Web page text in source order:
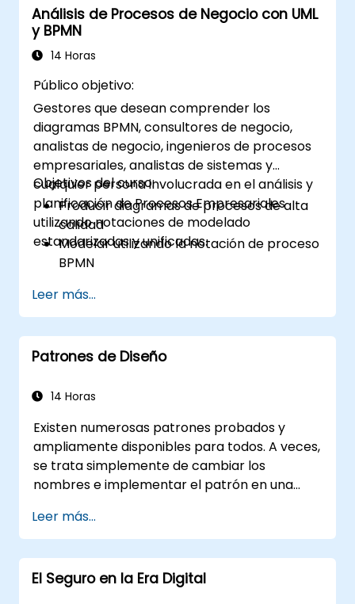
Análisis de Procesos de Negocio con UML
y BPMN
14 Horas
Público objetivo:
Gestores que desean comprender los
diagramas BPMN, consultores de negocio,
analistas de negocio, ingenieros de procesos
empresariales, analistas de sistemas y
cualquier persona involucrada en el análisis y
planificación de Procesos Empresariales
utilizando notaciones de modelado
estandarizadas y unificadas.
Objetivos del curso:
Producir diagramas de procesos de alta
calidad
Modelar utilizando la notación de proceso
BPMN
como existe (as-is)
Implementar flujos de proceso
optimizados para procesos intensivos en
personal
complejos y descomponerlos en piezas
Leer más...
Patrones de Diseño
14 Horas
Existen numerosas patrones probados y
ampliamente disponibles para todos. A veces,
se trata simplemente de cambiar los
nombres e implementar el patrón en una
cientos de horas que de otro modo se
dedicarían al diseño y las pruebas. Objetivos
del entrenamiento Este curso tiene dos
objetivos: primero, te permite reutilizar
Leer más...
El Seguro en la Era Digital